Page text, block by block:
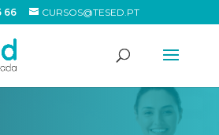
66 CURSOS@TESED.PT